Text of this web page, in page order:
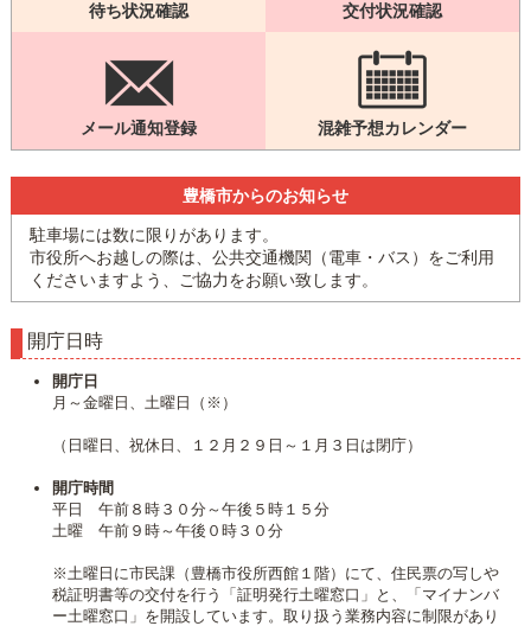
待ち状況確認 交付状況確認
メール通知登録 混雑予想カレンダー
豊橋市からのお知らせ
駐車場には数に限りがあります。
市役所へお越しの際は、公共交通機関（電車・バス）をご利用
くださいますよう、ご協力をお願い致します。
開庁日時
開庁日
月～金曜日、土曜日（※）
（日曜日、祝休日、１２月２９日～１月３日は閉庁）
開庁時間
平日 午前８時３０分～午後５時１５分
土曜 午前９時～午後０時３０分
※土曜日に市民課（豊橋市役所西館１階）にて、住民票の写しや
税証明書等の交付を行う「証明発行土曜窓口」と、「マイナンバ
ー土曜窓口」を開設しています。取り扱う業務内容に制限があり